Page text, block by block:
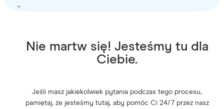
Nie martw się! Jesteśmy tu dla
Ciebie.
Jeśli masz jakiekolwiek pytania podczas tego procesu,
pamiętaj, że jesteśmy tutaj, aby pomóc Ci 24/7 przez nasz